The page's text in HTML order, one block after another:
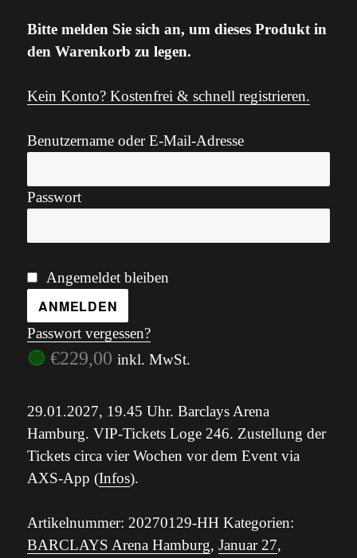
Bitte melden Sie sich an, um dieses Produkt in
den Warenkorb zu legen.
Kein Konto? Kostenfrei & schnell registrieren.
Benutzername oder E-Mail-Adresse
Passwort
Angemeldet bleiben
Passwort vergessen?
🟢 €229,00 inkl. MwSt.
29.01.2027, 19.45 Uhr. Barclays Arena
Hamburg. VIP-Tickets Loge 246. Zustellung der
Tickets circa vier Wochen vor dem Event via
AXS-App (Infos).
Artikelnummer:20270129-HH Kategorien:
BARCLAYS Arena Hamburg,Januar 27,